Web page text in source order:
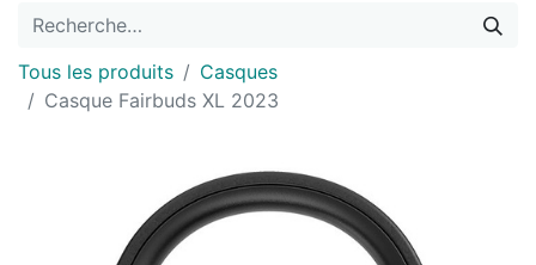
Tous les produits
Casques
Casque Fairbuds XL 2023